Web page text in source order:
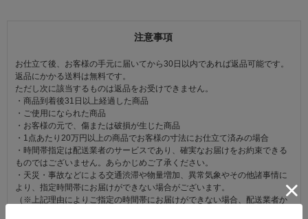
注意事項
お仕立て後、お客様の手元に届いてから30日以内であれば返品可能です。
返品にかかる送料は無料です。
ただし次に該当するものは返品をお受けできません。
・商品到着後31日以上経過した商品
・ご使用になられた商品
・お客様の元で、傷または破損が生じた商品
・1点あたり20万円以上の商品でお客様の寸法にお仕立て済みの場合
・時間帯指定は配送業者のサービスであり、確実なお届けをお約束できる
ものではございません。あらかじめご了承ください。
・天災・事故などによる交通渋滞や物量増加、異常気象やその他諸事情に
より、指定時間帯にお届けができない場合がございます。
（※上記理由によりご指定の時間帯にお届けができない場合、配送業者か